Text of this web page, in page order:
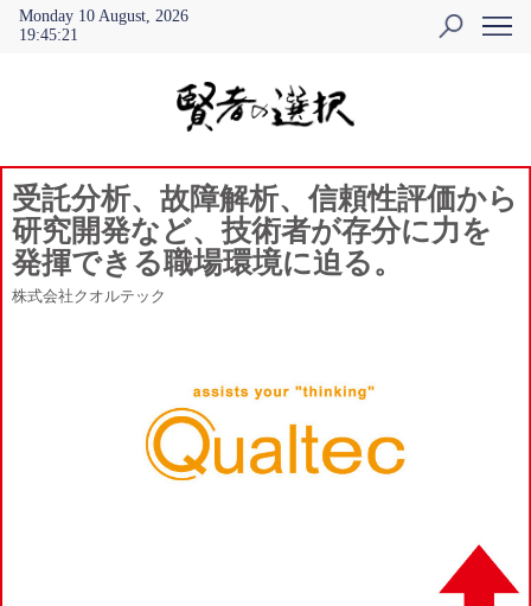
Monday 10 August, 2026
19:45:22
受託分析、故障解析、信頼性評価から
研究開発など、技術者が存分に力を
発揮できる職場環境に迫る。
株式会社クオルテック